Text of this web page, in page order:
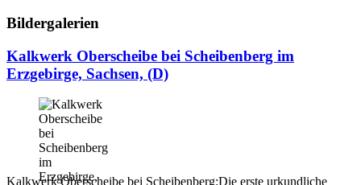
Bildergalerien
Kalkwerk Oberscheibe bei Scheibenberg im
Erzgebirge, Sachsen, (D)
Kalkwerk Oberscheibe bei Scheibenberg:Die erste urkundliche